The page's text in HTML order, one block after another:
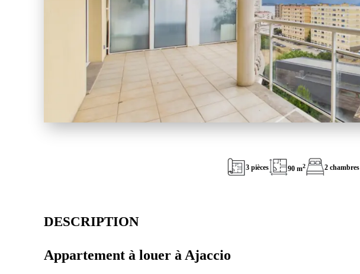
3 pièces 90 m2 2 chambres
DESCRIPTION
Appartement à louer à Ajaccio